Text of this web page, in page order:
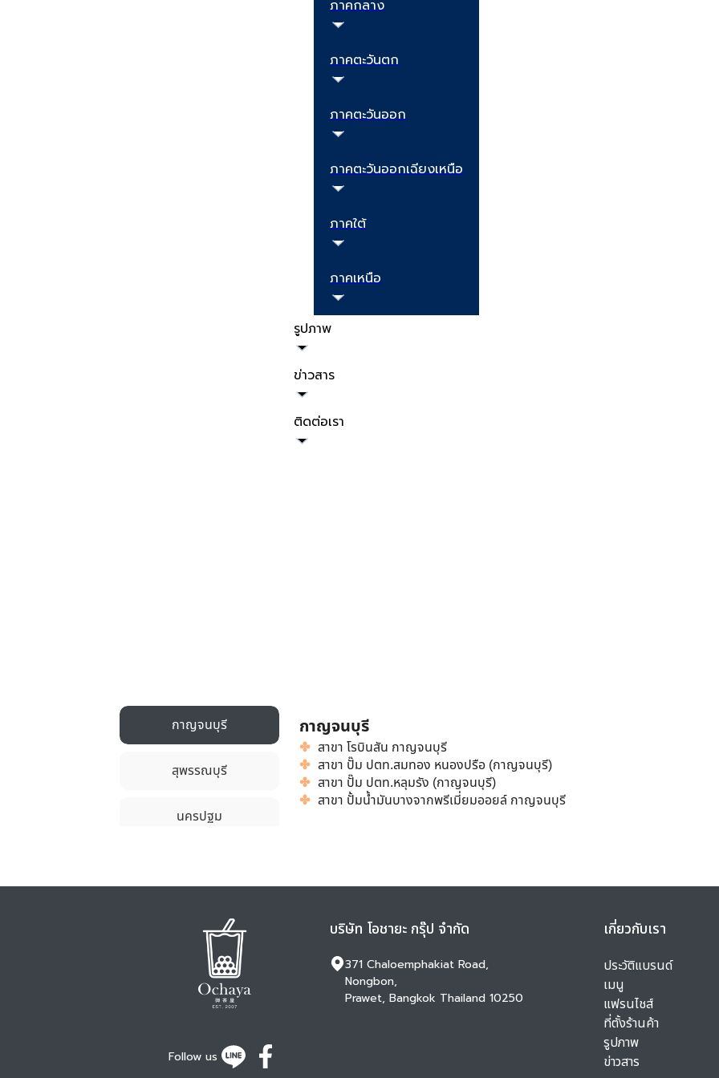
ภาคกลาง
ภาคตะวันตก
ภาคตะวันออก
ภาคตะวันออกเฉียงเหนือ
ภาคใต้
ภาคเหนือ
รูปภาพ
ข่าวสาร
ติดต่อเรา
Follow us
บริษัท โอชายะ กรุ๊ป จำกัด
371 Chaloemphakiat Road,
Nongbon,
Prawet, Bangkok Thailand 10250
เกี่ยวกับเรา
ประวัติแบรนด์
เมนู
แฟรนไชส์
ที่ตั้งร้านค้า
รูปภาพ
ข่าวสาร